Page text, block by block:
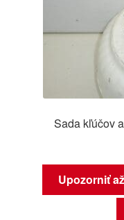
Sada kľúčov
Upozorniť